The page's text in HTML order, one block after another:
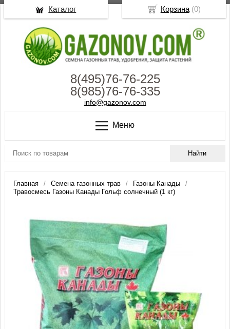
8(495)76-76-225
8(985)76-76-335
info@gazonov.com
Меню
Главная Семена газонных трав
Газоны Канады
Травосмесь Газоны Канады Гольф солнечный (1 кг)
Корзина(0)
Каталог